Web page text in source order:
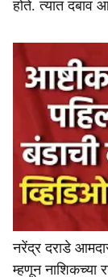
होते. त्यात दबाव
नरेंद्र दराडे
म्हणून नाशिकच्या